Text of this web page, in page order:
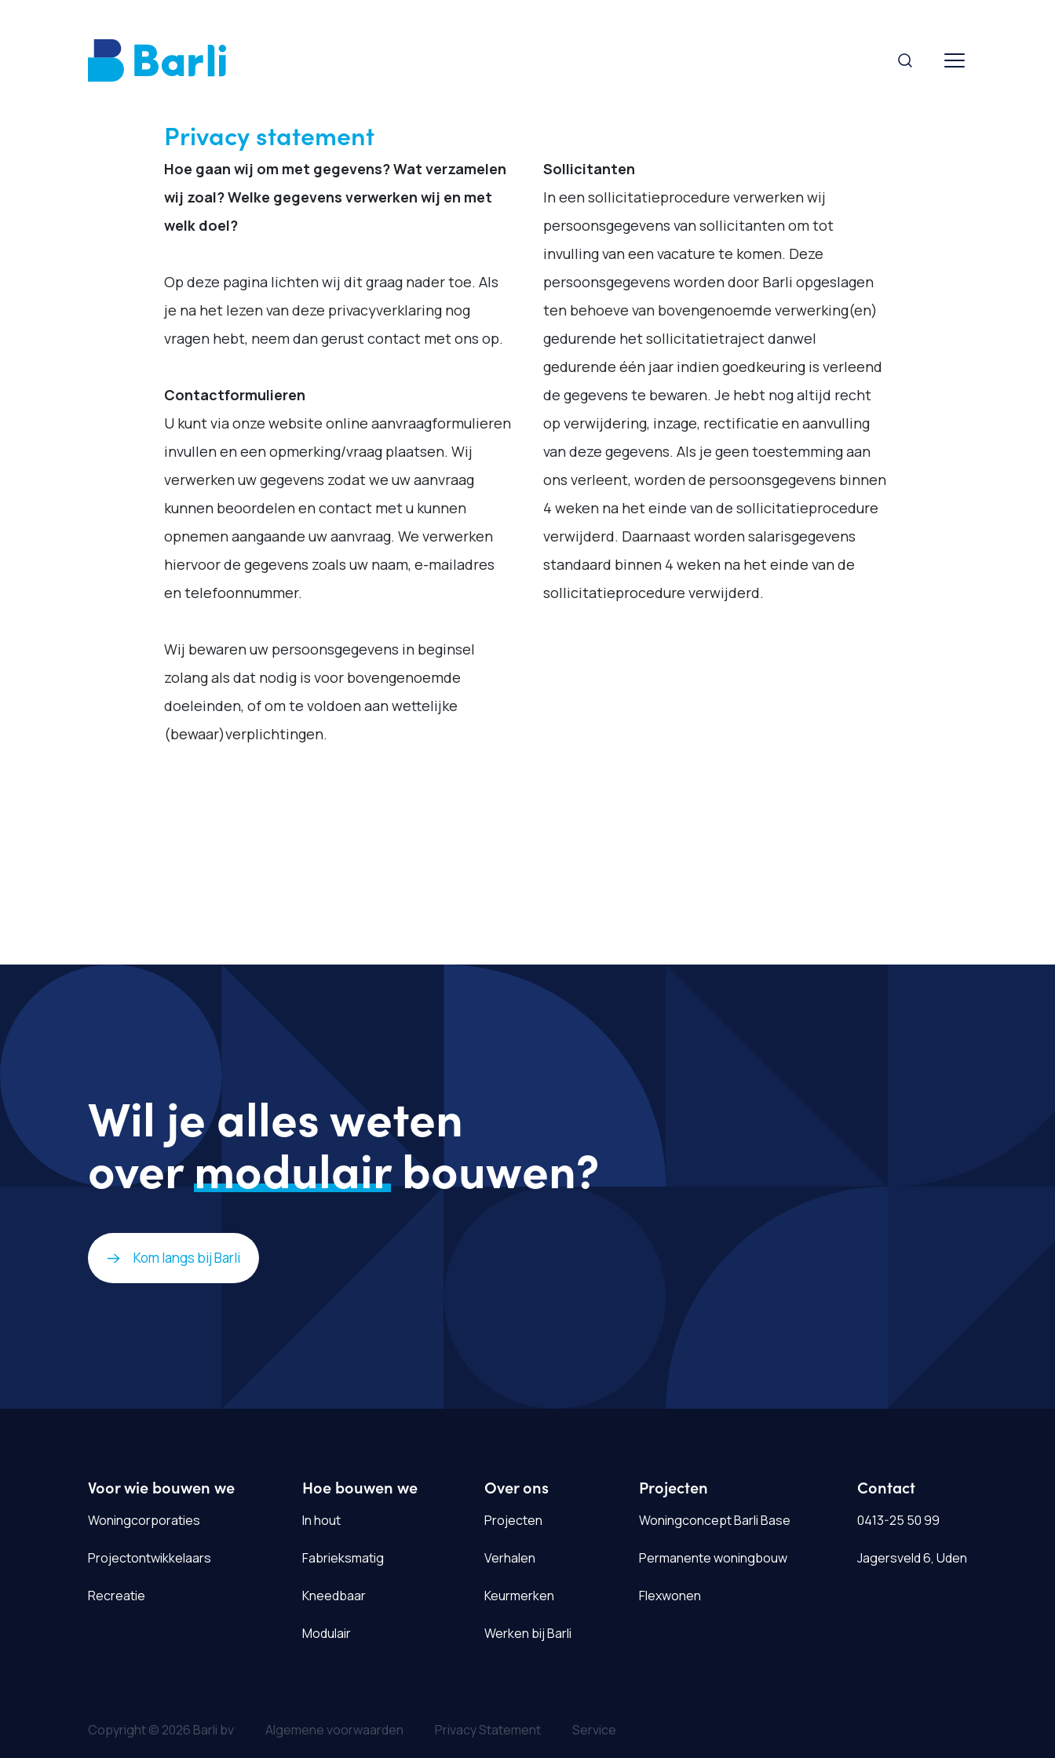
Privacy statement
Hoe gaan wij om met gegevens? Wat verzamelen
wij zoal? Welke gegevens verwerken wij en met
welk doel?
Op deze pagina lichten wij dit graag nader toe. Als
je na het lezen van deze privacyverklaring nog
vragen hebt, neem dan gerust contact met ons op.
Contactformulieren
U kunt via onze website online aanvraagformulieren
invullen en een opmerking/vraag plaatsen. Wij
verwerken uw gegevens zodat we uw aanvraag
kunnen beoordelen en contact met u kunnen
opnemen aangaande uw aanvraag. We verwerken
hiervoor de gegevens zoals uw naam, e-mailadres
en telefoonnummer.
Wij bewaren uw persoonsgegevens in beginsel
zolang als dat nodig is voor bovengenoemde
doeleinden, of om te voldoen aan wettelijke
(bewaar)verplichtingen.
Sollicitanten
In een sollicitatieprocedure verwerken wij
persoonsgegevens van sollicitanten om tot
invulling van een vacature te komen. Deze
persoonsgegevens worden door Barli opgeslagen
ten behoeve van bovengenoemde verwerking(en)
gedurende het sollicitatietraject danwel
gedurende één jaar indien goedkeuring is verleend
de gegevens te bewaren. Je hebt nog altijd recht
op verwijdering, inzage, rectificatie en aanvulling
van deze gegevens. Als je geen toestemming aan
ons verleent, worden de persoonsgegevens binnen
4 weken na het einde van de sollicitatieprocedure
verwijderd. Daarnaast worden salarisgegevens
standaard binnen 4 weken na het einde van de
sollicitatieprocedure verwijderd.
Wil je alles weten
overmodulairbouwen?
Kom langs bij Barli
Voor wie bouwen we
Woningcorporaties
Projectontwikkelaars
Recreatie
Hoe bouwen we
In hout
Fabrieksmatig
Kneedbaar
Modulair
Over ons
Projecten
Verhalen
Keurmerken
Werken bij Barli
Projecten
Woningconcept Barli Base
Permanente woningbouw
Flexwonen
Contact
0413-25 50 99
Jagersveld 6, Uden
Copyright © 2026 Barli bv Algemene voorwaarden Privacy Statement Service